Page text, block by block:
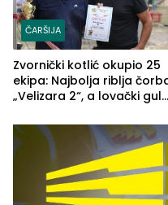
ČARŠIJA
Zvornički kotlić okupio 25
ekipa: Najbolja riblja
„Velizara 2“, a lovački gulaš